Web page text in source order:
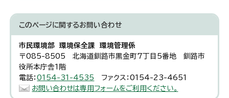
このページに関するお問い合わせ
市民環境部 環境保全課 環境管理係
〒085-8505 北海道釧路市黒金町7丁目5番地 釧路市
役所本庁舎1階
電話：0154-31-4535
ファクス：0154-23-4651
お問い合わせは専用フォームをご利用ください。